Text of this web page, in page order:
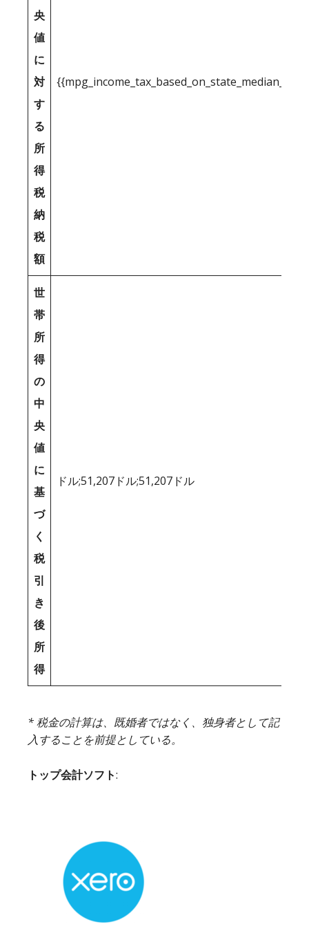
央
値
に
対
す
る
所
得
税
納
税
額
世
帯
所
得
の
中
央
値
に
基
づ
く
税
引
き
後
所
得
ドル;51,207ドル;51,207ドル
* 税金の計算は、既婚者ではなく、独身者として記
入することを前提としている。
トップ会計ソフト: